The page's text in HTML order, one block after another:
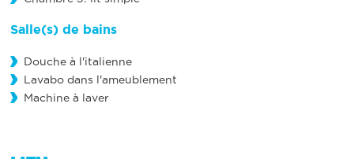
Salle(s) de bains
Douche à l'italienne
Lavabo dans l'ameublement
Machine à laver